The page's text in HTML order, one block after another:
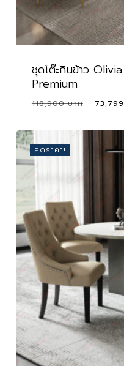
ชุดโต๊ะกินข้าว
Premium
118,900
was:
73,799
ลดราคา!